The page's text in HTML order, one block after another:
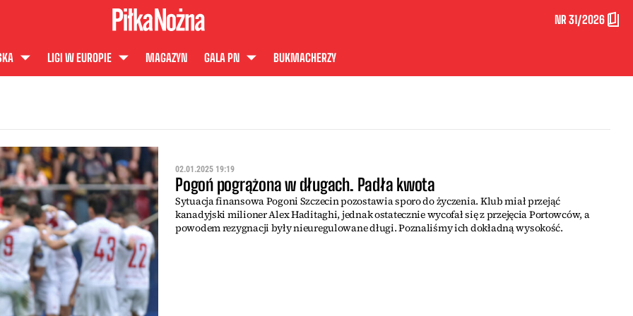
NR 31/2026
LIGI W EUROPIE MAGAZYN GALA PN BUKMACHERZY
02.01.2025 19:19
Pogoń pogrążona w długach. Padła kwota
Sytuacja finansowa Pogoni Szczecin pozostawia sporo do życzenia. Klub miał przejąć
kanadyjski milioner Alex Haditaghi, jednak ostatecznie wycofał się z przejęcia Portowców, a
powodem rezygnacji były nieuregulowane długi. Poznaliśmy ich dokładną wysokość.